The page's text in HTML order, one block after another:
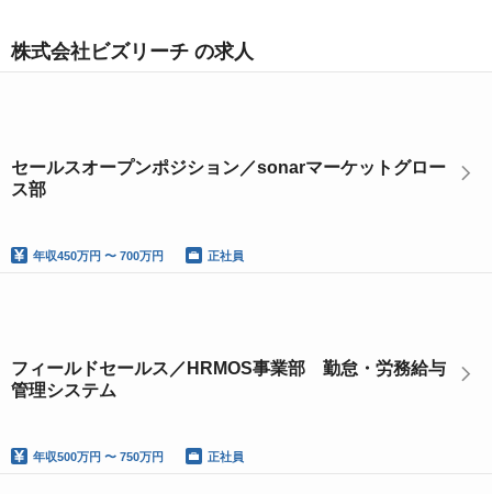
株式会社ビズリーチ の求人
セールスオープンポジション／sonarマーケットグロー
ス部
年収450万円 〜 700万円 正社員
フィールドセールス／HRMOS事業部 勤怠・労務給与
管理システム
年収500万円 〜 750万円 正社員